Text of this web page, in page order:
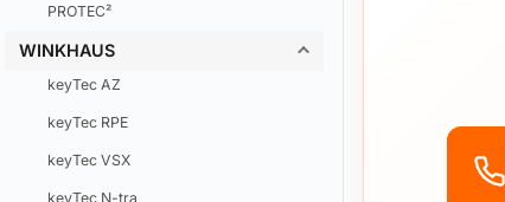
PROTEC²
WINKHAUS
keyTec AZ
keyTec RPE
keyTec VSX
keyTec N-tra